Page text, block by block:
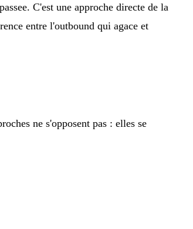
C'est une approche directe de la
entre l'outbound qui agace et
ne s'opposent pas : elles se